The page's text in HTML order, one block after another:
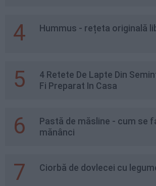
4 Hummus - rețeta originală
5
4 Retete De Lapte Din
Fi Preparat In Casa
6
Pastă de măsline - cum se
mănânci
7 Ciorbă de dovlecei cu